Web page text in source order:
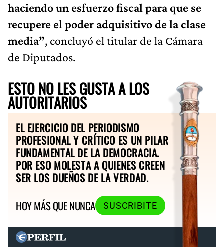
haciendo un esfuerzo fiscal para que se
recupere el poder adquisitivo de la clase
media”, concluyó el titular de la Cámara
de Diputados.
ESTO NO LES GUSTA A LOS
AUTORITARIOS
EL EJERCICIO DEL PERIODISMO
PROFESIONAL Y CRÍTICO ES UN PILAR
FUNDAMENTAL DE LA DEMOCRACIA.
POR ESO MOLESTA A QUIENES CREEN
SER LOS DUEÑOS DE LA VERDAD.
HOY MÁS QUE NUNCA
SUSCRIBITE